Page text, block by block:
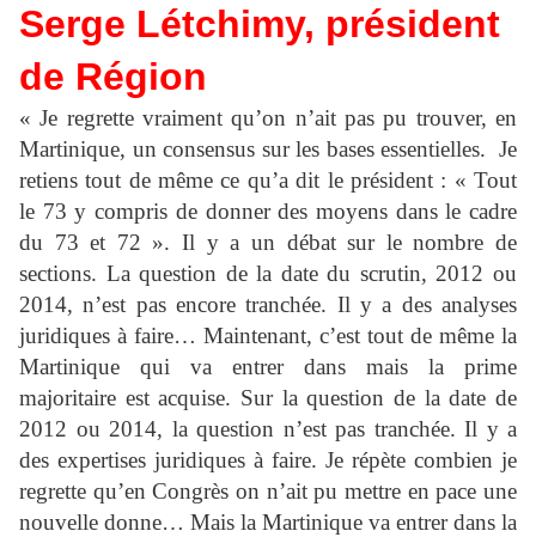
Serge Létchimy, président
de Région
« Je regrette vraiment qu’on n’ait pas pu trouver, en
Martinique, un consensus sur les bases essentielles. Je
retiens tout de même ce qu’a dit le président : « Tout
le 73 y compris de donner des moyens dans le cadre
du 73 et 72 ». Il y a un débat sur le nombre de
sections. La question de la date du scrutin, 2012 ou
2014, n’est pas encore tranchée. Il y a des analyses
juridiques à faire… Maintenant, c’est tout de même la
Martinique qui va entrer dans mais la prime
majoritaire est acquise. Sur la question de la date de
2012 ou 2014, la question n’est pas tranchée. Il y a
des expertises juridiques à faire. Je répète combien je
regrette qu’en Congrès on n’ait pu mettre en pace une
nouvelle donne… Mais la Martinique va entrer dans la